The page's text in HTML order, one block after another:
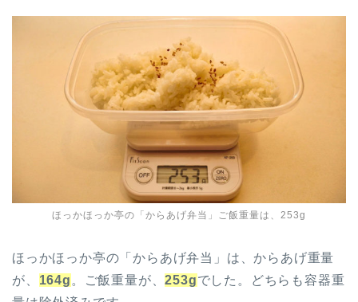
ほっかほっか亭の「からあげ弁当」ご飯重量は、253g
ほっかほっか亭の「からあげ弁当」は、からあげ重量
が、 164g 。ご飯重量が、253gでした。どちらも容器重